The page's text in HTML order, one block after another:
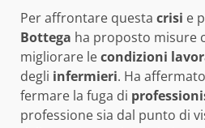
Per affrontare questa crisi e
Bottega ha proposto misure
migliorare lecondizioni
degli infermieri. Ha
fermare la fuga di
professione sia dal punto di